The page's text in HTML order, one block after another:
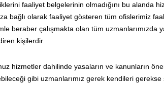
faaliyet belgelerinin olmadığını bu alanda
bağlı olarak faaliyet gösteren tüm ofislerimiz
beraber çalışmakta olan tüm uzmanlarımızda
kişilerdir.
hizmetler dahilinde yasaların ve kanunların
gibi uzmanlarımız gerek kendileri